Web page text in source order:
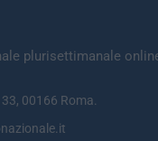
plurisettimanale
00166 Roma.